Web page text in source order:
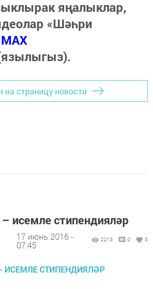
яңалыклар,
«Шәһри
MAX
на страницу новости
исемле стипендияләр
17 июнь 2016 -
07:45
2213 0 0